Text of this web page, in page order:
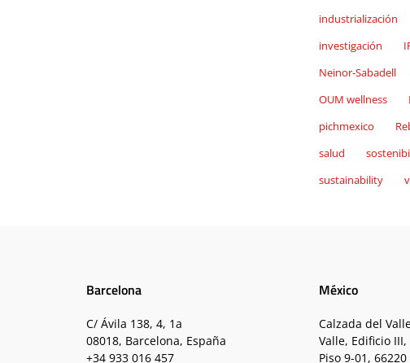
industrialización
investigación
Neinor-Sabadell
OUM wellness
pichmexico
salud
sustainability
Barcelona
C/ Ávila 138, 4, 1a
08018, Barcelona, España
+34 933 016 457
México
Calzada del
Valle, Edificio III,
Piso 9-01,